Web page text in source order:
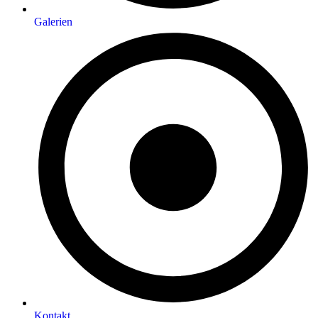
Galerien
Kontakt